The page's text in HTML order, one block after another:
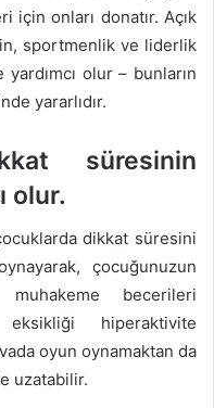
için onları donatır. Açık
sportmenlik ve liderlik
olur – bunların
yararlıdır.
süresinin
olur.
dikkat süresini
çocuğunuzun
becerileri
hiperaktivite
oyun oynamaktan da
uzatabilir.